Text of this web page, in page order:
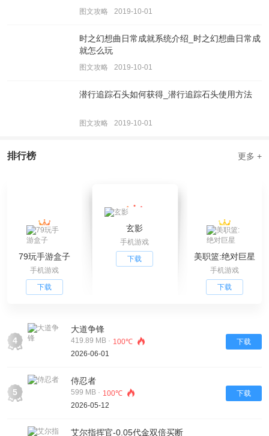
图文攻略 2019-10-01
时之幻想曲日常成就系统介绍_时之幻想曲日常成
就怎么玩
图文攻略 2019-10-01
潜行追踪石头如何获得_潜行追踪石头使用方法
图文攻略 2019-10-01
排行榜 更多 +
79玩手游盒子
手机游戏
下载
玄影
手机游戏
下载
美职篮:绝对巨星
手机游戏
下载
4
大道争锋
419.89 MB · 100℃
2026-06-01
下载
5
侍忍者
599 MB · 100℃
2026-05-12
下载
艾尔指挥官-0.05代金双倍买断